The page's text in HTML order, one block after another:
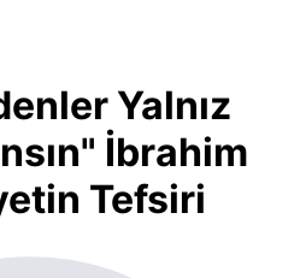
Yalnız
İbrahim
Tefsiri